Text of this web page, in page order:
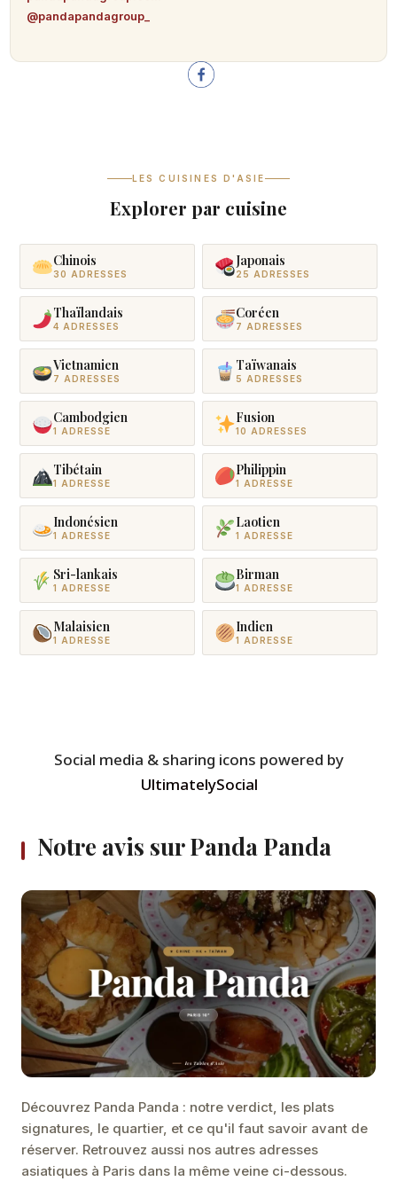
@pandapandagroup_
LES CUISINES D'ASIE
Explorer par cuisine
Chinois
30 ADRESSES
Japonais
25 ADRESSES
Thaïlandais
4 ADRESSES
Coréen
7 ADRESSES
Vietnamien
7 ADRESSES
Taïwanais
5 ADRESSES
Cambodgien
1 ADRESSE
Fusion
10 ADRESSES
Tibétain
1 ADRESSE
Philippin
1 ADRESSE
Indonésien
1 ADRESSE
Laotien
1 ADRESSE
Sri-lankais
1 ADRESSE
Birman
1 ADRESSE
Malaisien
1 ADRESSE
Indien
1 ADRESSE
Social media & sharing icons powered by
UltimatelySocial
Notre avis sur Panda Panda
Découvrez Panda Panda : notre verdict, les plats
signatures, le quartier, et ce qu'il faut savoir avant de
réserver. Retrouvez aussi nos autres adresses
asiatiques à Paris dans la même veine ci-dessous.